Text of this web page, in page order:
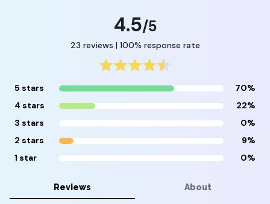
4.5/5
23 reviews | 100% response rate
5 stars
70%
4 stars
22%
3 stars
0%
2 stars
9%
1 star
0%
Reviews About